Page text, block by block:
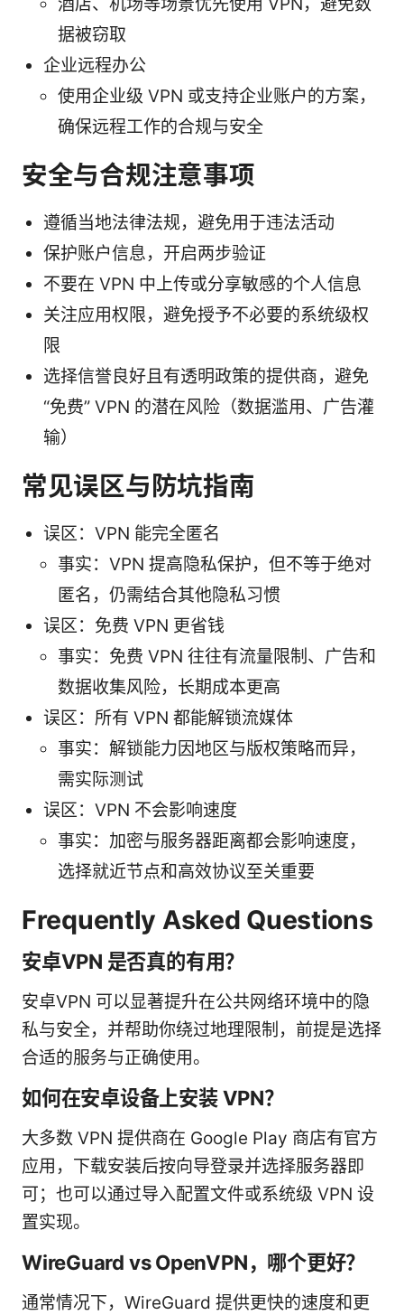
酒店、机场等场景优先使用 VPN，避免数
据被窃取
企业远程办公
使用企业级 VPN 或支持企业账户的方案，
确保远程工作的合规与安全
安全与合规注意事项
遵循当地法律法规，避免用于违法活动
保护账户信息，开启两步验证
不要在 VPN 中上传或分享敏感的个人信息
关注应用权限，避免授予不必要的系统级权
限
选择信誉良好且有透明政策的提供商，避免
“免费” VPN 的潜在风险（数据滥用、广告灌
输）
常见误区与防坑指南
误区：VPN 能完全匿名
事实：VPN 提高隐私保护，但不等于绝对
匿名，仍需结合其他隐私习惯
误区：免费 VPN 更省钱
事实：免费 VPN 往往有流量限制、广告和
数据收集风险，长期成本更高
误区：所有 VPN 都能解锁流媒体
事实：解锁能力因地区与版权策略而异，
需实际测试
误区：VPN 不会影响速度
事实：加密与服务器距离都会影响速度，
选择就近节点和高效协议至关重要
Frequently Asked Questions
安卓VPN 是否真的有用？
安卓VPN 可以显著提升在公共网络环境中的隐
私与安全，并帮助你绕过地理限制，前提是选择
合适的服务与正确使用。
如何在安卓设备上安装 VPN？
大多数 VPN 提供商在 Google Play 商店有官方
应用，下载安装后按向导登录并选择服务器即
可；也可以通过导入配置文件或系统级 VPN 设
置实现。
WireGuard vs OpenVPN，哪个更好？
通常情况下，WireGuard 提供更快的速度和更